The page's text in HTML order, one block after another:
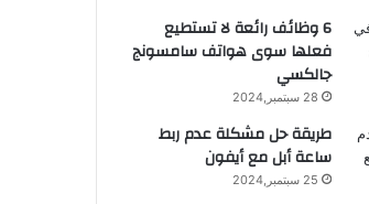
S6 وظائف رائعة لا تستطيع
فعلها سوى هواتف سامسونج
جالكسي
28 سبتمبر,2024
طريقة حل مشكلة عدم ربط
ساعة أبل مع أيفون
25 سبتمبر,2024